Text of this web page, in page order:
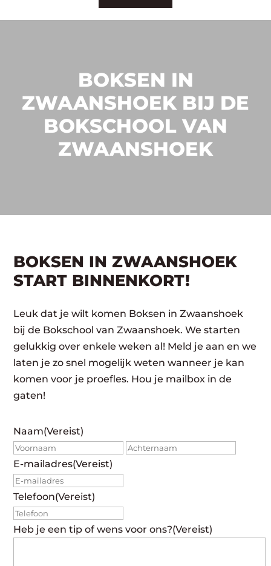
BOKSEN IN
ZWAANSHOEK BIJ DE
BOKSCHOOL VAN
ZWAANSHOEK
BOKSEN IN ZWAANSHOEK
START BINNENKORT!
Leuk dat je wilt komen Boksen in Zwaanshoek
bij de Bokschool van Zwaanshoek. We starten
gelukkig over enkele weken al! Meld je aan en we
laten je zo snel mogelijk weten wanneer je kan
komen voor je proefles. Hou je mailbox in de
gaten!
Naam(Vereist)
Voornaam
E-mailadres(Vereist)
Telefoon(Vereist)
Heb je een tip of wens voor ons?(Vereist)